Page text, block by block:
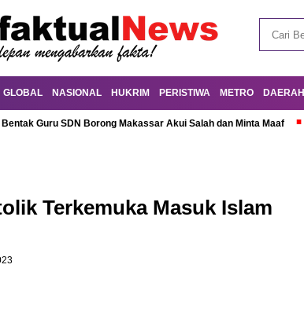
GLOBAL NASIONAL HUKRIM PERISTIWA METRO DAERAH
Guru SDN Borong Makassar Akui Salah dan Minta Maaf
Terkemuka Masuk Islam